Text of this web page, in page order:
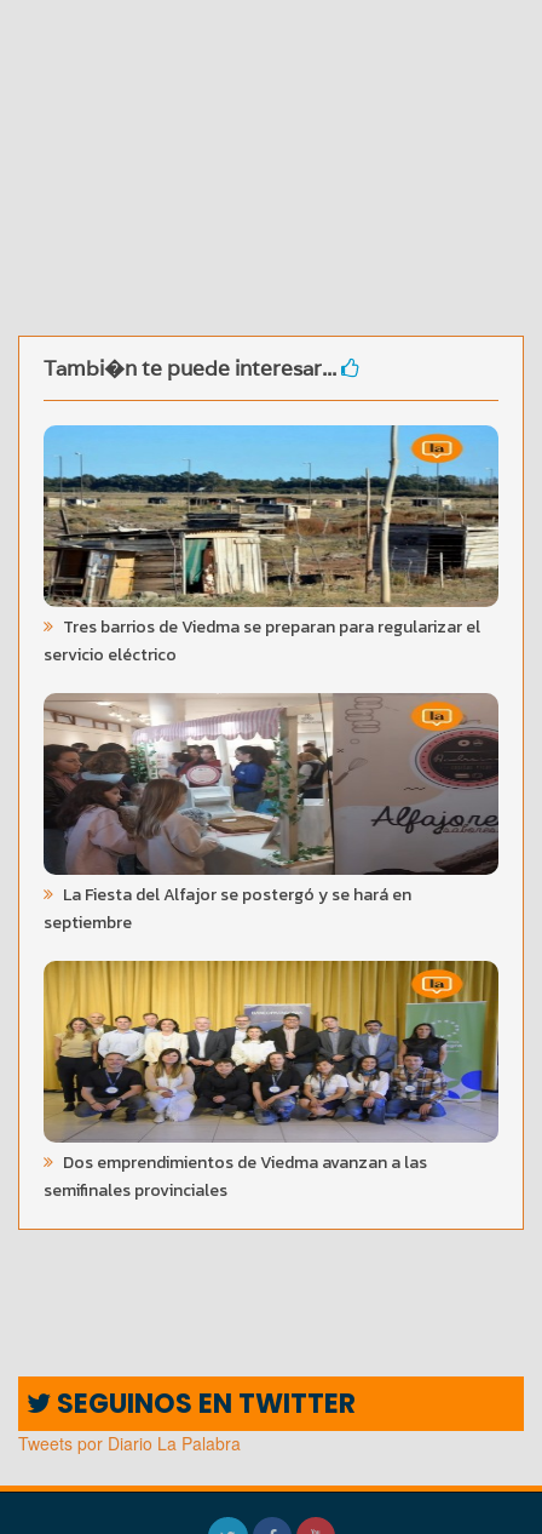
Tambi�n te puede interesar...
Tres barrios de Viedma se preparan para regularizar el
servicio eléctrico
La Fiesta del Alfajor se postergó y se hará en
septiembre
Dos emprendimientos de Viedma avanzan a las
semifinales provinciales
SEGUINOS EN TWITTER
Tweets por Diario La Palabra